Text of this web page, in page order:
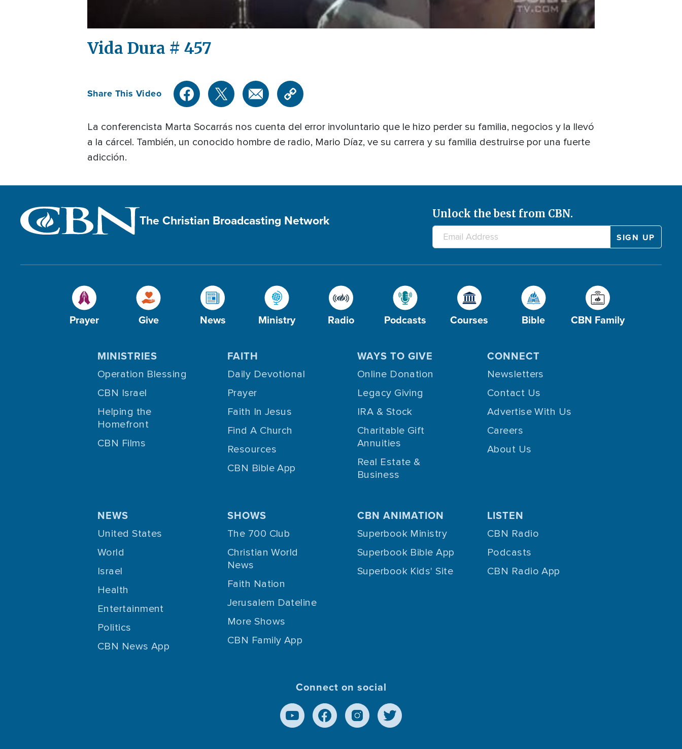
Vida Dura # 457
Share This Video
La conferencista Marta Socarrás nos cuenta del error involuntario que le hizo perder su familia, negocios y la llevó
a la cárcel. También, un conocido hombre de radio, Mario Díaz, ve su carrera y su familia destruirse por una fuerte
adicción.
The Christian Broadcasting Network Unlock the best from CBN.
Prayer Give News Ministry Radio Podcasts Courses Bible CBN Family
MINISTRIES
Operation Blessing
CBN Israel
Helping the
Homefront
CBN Films
FAITH
Daily Devotional
Prayer
Faith In Jesus
Find A Church
Resources
CBN Bible App
WAYS TO GIVE
Online Donation
Legacy Giving
IRA & Stock
Charitable Gift
Annuities
Real Estate &
Business
CONNECT
Newsletters
Contact Us
Advertise With Us
Careers
About Us
NEWS
United States
World
Israel
Health
Entertainment
Politics
CBN News App
SHOWS
The 700 Club
Christian World
News
Faith Nation
Jerusalem Dateline
More Shows
CBN Family App
CBN ANIMATION
Superbook Ministry
Superbook Bible App
Superbook Kids' Site
LISTEN
CBN Radio
Podcasts
CBN Radio App
Connect on social